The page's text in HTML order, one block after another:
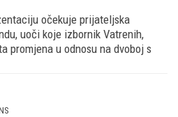
očekuje prijateljska
uoči koje izbornik Vatrenih,
promjena u odnosu na dvoboj s